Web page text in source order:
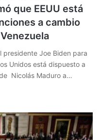
que EEUU está
a cambio
presidente Joe Biden para
Unidos está dispuesto a
Nicolás Maduro a…